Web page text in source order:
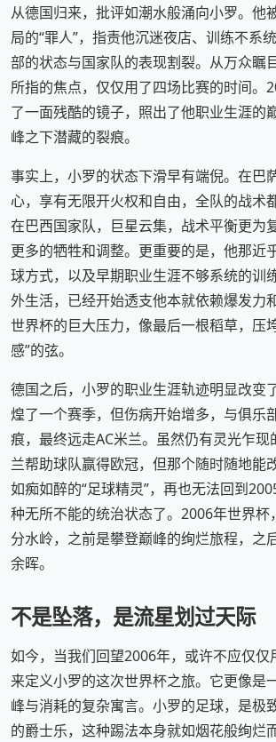
从德国归来，批评如潮水般涌向小罗。他
局的“罪人”，指责他沉迷夜店、训练不系
部的状态与国家队的表现割裂。从万众瞩
所指的焦点，仅仅用了四场比赛的时间。
了一面残酷的镜子，照出了他职业生涯的
峰之下潜藏的裂痕。
事实上，小罗的状态下滑早有端倪。在巴
心，享有无限开火权和自由，全队的战术
在巴西国家队，巨星云集，战术平衡更为
更多的牺牲和调整。更重要的是，他那近
球方式，以及早期职业生涯不够系统的训
外生活，已经开始透支他本就依赖爆发力
世界杯的巨大压力，像最后一根稻草，压
感”的弦。
德国之后，小罗的职业生涯轨迹明显改变
煌了一个赛季，但伤病开始增多，与俱乐
痕，最终远走AC米兰。虽然仍有灵光乍
兰帮助球队赢得欧冠，但那个随时随地能
如痴如醉的“足球精灵”，再也无法回到
种无所不能的统治状态了。2006年世界杯
分水岭，之前是攀登巅峰的绚烂旅程，之
余晖。
不是坠落，是流星划过天际
如今，当我们回望2006年，或许不应仅仅
来定义小罗的这次世界杯之旅。它更像是
峰与消耗的复杂寓言。小罗的足球，是极
的爵士乐，这种踢法本身就如烟花般绚烂